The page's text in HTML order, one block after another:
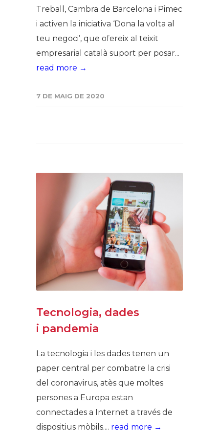
Treball, Cambra de Barcelona i Pimec
i activen la iniciativa ‘Dona la volta al
teu negoci’, que ofereix al teixit
empresarial català suport per posar...
read more →
7 DE MAIG DE 2020
Tecnologia, dades
i pandemia
La tecnologia i les dades tenen un
paper central per combatre la crisi
del coronavirus, atès que moltes
persones a Europa estan
connectades a Internet a través de
dispositius mòbils.... read more →